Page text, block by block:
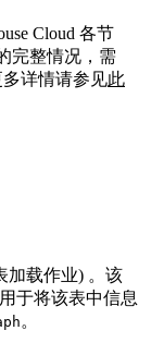
Cloud 各节
完整情况，需
详情请参见此
加载作业) 。该
于将该表中信息
。